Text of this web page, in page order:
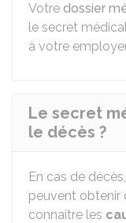
Votre dossier
le secret
à votre
Le secret
le décès ?
En cas de
peuvent obtenir
connaître les